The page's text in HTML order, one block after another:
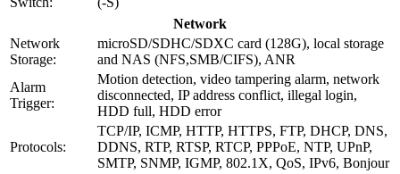
Network
Network
Storage:
microSD/SDHC/SDXC card (128G), local storage
and NAS (NFS,SMB/CIFS), ANR
Alarm
Trigger:
Motion detection, video tampering alarm, network
disconnected, IP address conflict, illegal login,
HDD full, HDD error
Protocols:
TCP/IP, ICMP, HTTP, HTTPS, FTP, DHCP, DNS,
DDNS, RTP, RTSP, RTCP, PPPoE, NTP, UPnP,
SMTP, SNMP, IGMP, 802.1X, QoS, IPv6, Bonjour